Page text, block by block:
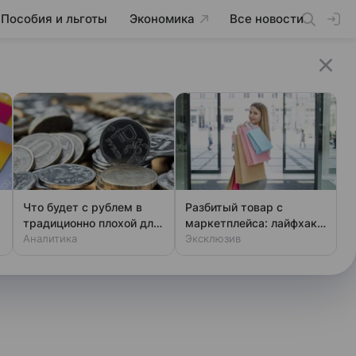
Пособия и льготы Экономика Все новости
Что будет с рублем в
традиционно плохой для
него период
Аналитика
Разбитый товар с
маркетплейса: лайфхак,
как вернуть деньги
Эксклюзив